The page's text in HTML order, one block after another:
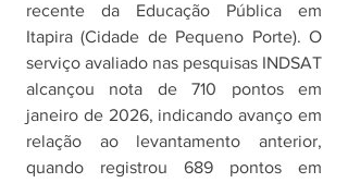
recente da Educação Pública em
Itapira (Cidade de Pequeno Porte). O
serviço avaliado nas pesquisas INDSAT
alcançou nota de 710 pontos em
janeiro de 2026, indicando avanço em
relação ao levantamento anterior,
quando registrou 689 pontos em